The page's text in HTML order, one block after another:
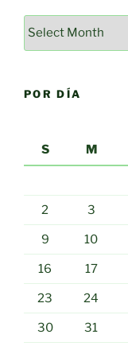
Por
POR DÍA
S
M
2 3
9 10
16 17
23 24
30 31